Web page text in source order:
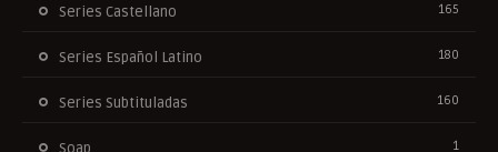
Series Castellano 165
Series Español Latino 180
Series Subtituladas 160
Soap 1